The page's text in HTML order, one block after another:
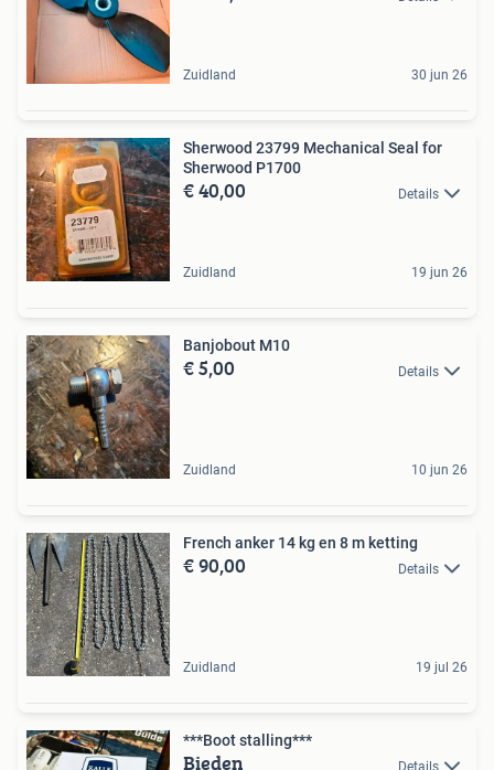
Zuidland 30 jun 26
Sherwood 23799 Mechanical Seal for
Sherwood P1700
€ 40,00 Details
Zuidland 19 jun 26
Banjobout M10
€ 5,00 Details
Zuidland 10 jun 26
French anker 14 kg en 8 m ketting
€ 90,00 Details
Zuidland 19 jul 26
***Boot stalling***
Bieden Details